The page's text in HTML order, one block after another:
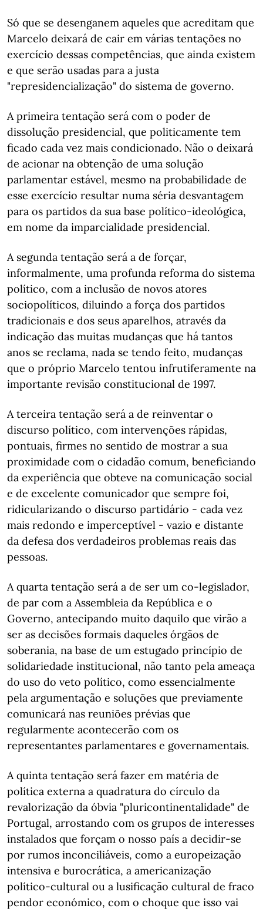
Só que se desenganem aqueles que acreditam que
Marcelo deixará de cair em várias tentações no
exercício dessas competências, que ainda existem
e que serão usadas para a justa
"represidencialização" do sistema de governo.
A primeira tentação será com o poder de
dissolução presidencial, que politicamente tem
ficado cada vez mais condicionado. Não o deixará
de acionar na obtenção de uma solução
parlamentar estável, mesmo na probabilidade de
esse exercício resultar numa séria desvantagem
para os partidos da sua base político-ideológica,
em nome da imparcialidade presidencial.
A segunda tentação será a de forçar,
informalmente, uma profunda reforma do sistema
político, com a inclusão de novos atores
sociopolíticos, diluindo a força dos partidos
tradicionais e dos seus aparelhos, através da
indicação das muitas mudanças que há tantos
anos se reclama, nada se tendo feito, mudanças
que o próprio Marcelo tentou infrutiferamente na
importante revisão constitucional de 1997.
A terceira tentação será a de reinventar o
discurso político, com intervenções rápidas,
pontuais, firmes no sentido de mostrar a sua
proximidade com o cidadão comum, beneficiando
da experiência que obteve na comunicação social
e de excelente comunicador que sempre foi,
ridicularizando o discurso partidário - cada vez
mais redondo e imperceptível - vazio e distante
da defesa dos verdadeiros problemas reais das
pessoas.
A quarta tentação será a de ser um co-legislador,
de par com a Assembleia da República e o
Governo, antecipando muito daquilo que virão a
ser as decisões formais daqueles órgãos de
soberania, na base de um estugado princípio de
solidariedade institucional, não tanto pela ameaça
do uso do veto político, como essencialmente
pela argumentação e soluções que previamente
comunicará nas reuniões prévias que
regularmente acontecerão com os
representantes parlamentares e governamentais.
A quinta tentação será fazer em matéria de
política externa a quadratura do círculo da
revalorização da óbvia "pluricontinentalidade" de
Portugal, arrostando com os grupos de interesses
instalados que forçam o nosso país a decidir-se
por rumos inconciliáveis, como a europeização
intensiva e burocrática, a americanização
político-cultural ou a lusificação cultural de fraco
pendor económico, com o choque que isso vai